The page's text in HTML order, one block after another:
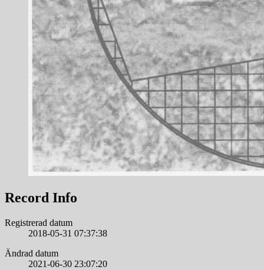
Record Info
Registrerad datum
2018-05-31 07:37:38
Ändrad datum
2021-06-30 23:07:20